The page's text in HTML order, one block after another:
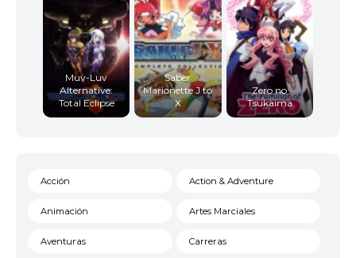
Muv-Luv
Alternative:
Total Eclipse
Saber
Marionette J to
X
Zero no
Tsukaima
Acción Action & Adventure
Animación Artes Marciales
Aventuras Carreras